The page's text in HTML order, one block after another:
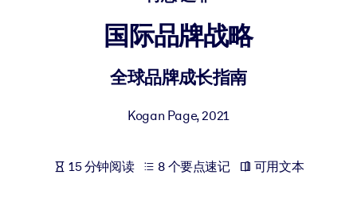
面向 LMS/LXP
将简短且经过验证的知识引入您的 LMS/LXP，以获得更强的学习效
国际品牌战略
全球品牌成长指南
Kogan Page,2021
15 分钟阅读 8 个要点速记 可用文本